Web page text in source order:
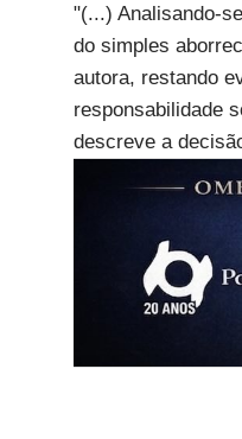
"(...) Analisando-
do simples
autora, restando
responsabilidade
descreve a